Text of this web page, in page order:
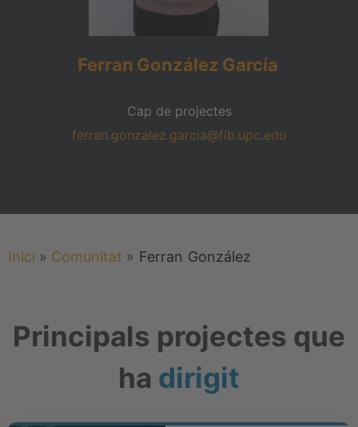
Ferran González García
Cap de projectes
ferran.gonzalez.garcia@fib.upc.edu
Inici » Comunitat » Ferran González
Principals projectes que
ha dirigit